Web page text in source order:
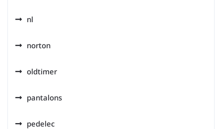
nl
norton
oldtimer
pantalons
pedelec